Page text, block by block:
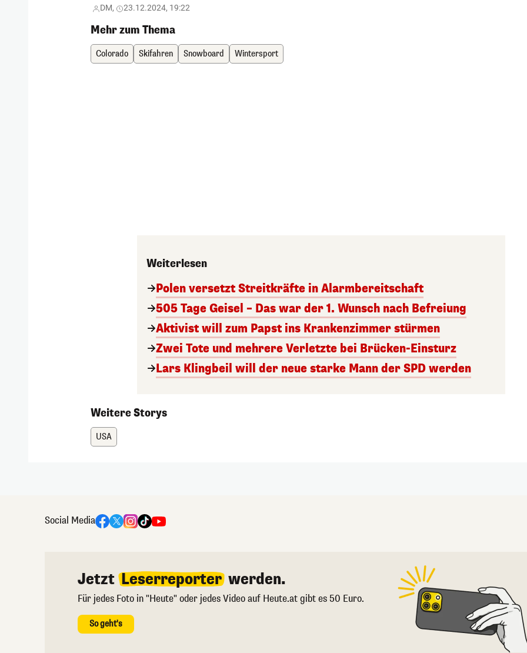
DM, 23.12.2024, 19:22
Mehr zum Thema
Colorado Skifahren Snowboard Wintersport
Weiterlesen
Polen versetzt Streitkräfte in Alarmbereitschaft
505 Tage Geisel – Das war der 1. Wunsch nach Befreiung
Aktivist will zum Papst ins Krankenzimmer stürmen
Zwei Tote und mehrere Verletzte bei Brücken-Einsturz
Lars Klingbeil will der neue starke Mann der SPD werden
Weitere Storys
USA
Social Media
Jetzt Leserreporter werden.
Für jedes Foto in "Heute" oder jedes Video auf Heute.at gibt es 50 Euro.
So geht's